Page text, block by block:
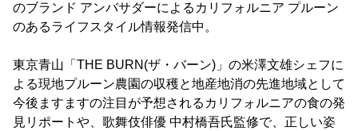
のブランド アンバサダーによるカリフォルニア プルーン
のあるライフスタイル情報発信中。
東京青山「THE BURN(ザ・バーン)」の米澤文雄シェフに
よる現地プルーン農園の収穫と地産地消の先進地域として
今後ますますの注目が予想されるカリフォルニアの食の発
見リポートや、歌舞伎俳優 中村橋吾氏監修で、正しい姿